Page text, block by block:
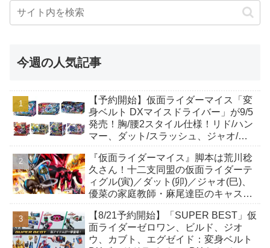
今週の人気記事
【予約開始】仮面ライダーマイス「変
身ベルト DXマイスドライバー」が9/5
発売！胸/腰2スタイル仕様！リド/ハン
マー、ダット/スラッシュ、ジャオ/バ
も！
『仮面ライダーマイス』脚本は荒川稔
久さん！十二支同盟の仮面ライダーテ
ィグル(寅)／ダット(卯)／ジャオ(巳)、
優菜の家庭教師・麻尾達臣のキャスト
んも変身！
【8/21予約開始】「SUPER BEST」仮
面ライダーゼロワン、ビルド、ジオ
ウ、カブト、エグゼイド：変身ベルト